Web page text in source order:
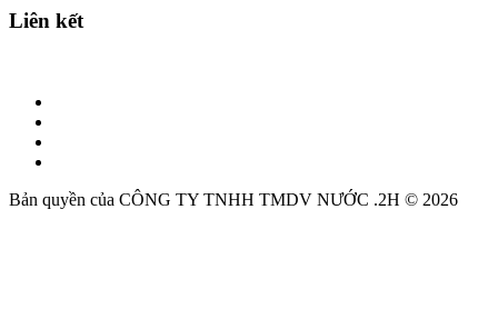
Liên kết
Bản quyền của CÔNG TY TNHH TMDV NƯỚC .2H © 2026